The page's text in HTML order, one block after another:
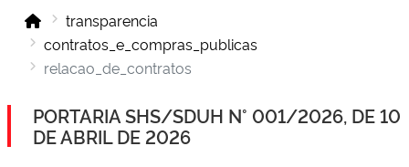
transparencia
contratos_e_compras_publicas
relacao_de_contratos
PORTARIA SHS/SDUH N° 001/2026, DE 10
DE ABRIL DE 2026